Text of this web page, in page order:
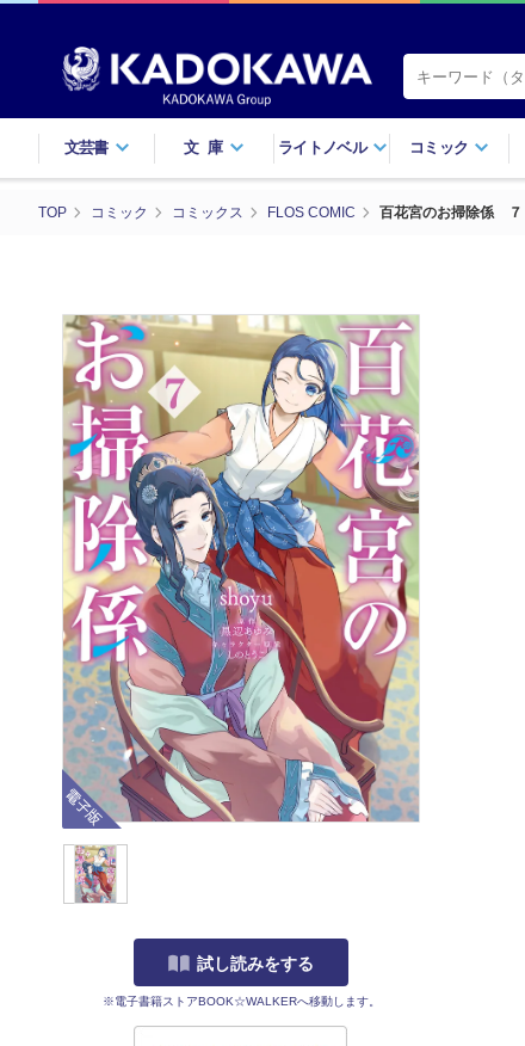
文芸書 文庫 ライトノベル コミック
TOP コミック コミックス FLOS COMIC 百花宮のお掃除係 ７
電子版
試し読みをする
※電子書籍ストアBOOK☆WALKERへ移動します。